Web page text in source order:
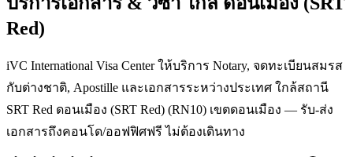
Red)
iVC International Visa Center ให้บริการ Notary, จดทะเบียนสมรส
กับต่างชาติ, Apostille และเอกสารระหว่างประเทศ ใกล้สถานี
SRT Red ดอนเมือง (SRT Red) (RN10) เขตดอนเมือง — รับ-ส่ง
เอกสารถึงคอนโด/ออฟฟิศฟรี ไม่ต้องเดินทาง